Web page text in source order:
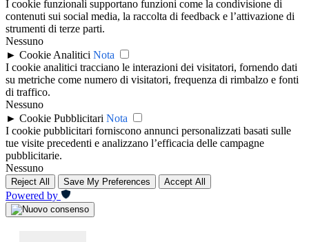
I cookie funzionali supportano funzioni come la condivisione di
contenuti sui social media, la raccolta di feedback e l’attivazione di
strumenti di terze parti.
Nessuno
► Cookie Analitici Nota
I cookie analitici tracciano le interazioni dei visitatori, fornendo dati
su metriche come numero di visitatori, frequenza di rimbalzo e fonti
di traffico.
Nessuno
► Cookie Pubblicitari Nota
I cookie pubblicitari forniscono annunci personalizzati basati sulle
tue visite precedenti e analizzano l’efficacia delle campagne
pubblicitarie.
Nessuno
Reject All Save My Preferences Accept All
Powered by